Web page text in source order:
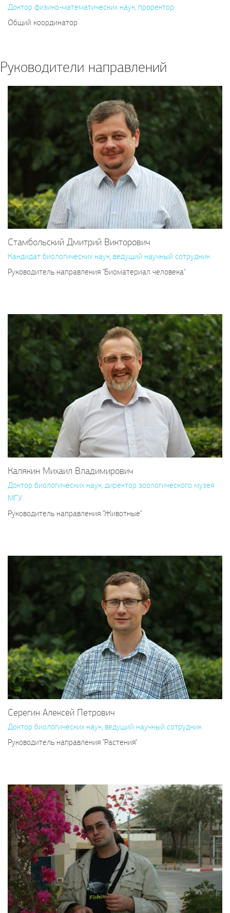
Доктор физико-математических наук, проректор
Общий координатор
Руководители направлений
Стамбольский Дмитрий Викторович
Кандидат биологических наук, ведущий научный сотрудник
Руководитель направления "Биоматериал человека"
Калякин Михаил Владимирович
Доктор биологических наук, директор зоологического музея
МГУ
Руководитель направления "Животные"
Серегин Алексей Петрович
Доктор биологических наук, ведущий научный сотрудник
Руководитель направления "Растения"